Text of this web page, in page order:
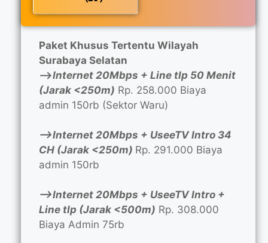
Paket Khusus Tertentu Wilayah
Surabaya Selatan
—>Internet 20Mbps + Line tlp 50 Menit
(Jarak <250m) Rp. 258.000 Biaya
admin 150rb (Sektor Waru)
—>Internet 20Mbps + UseeTV Intro 34
CH (Jarak <250m) Rp. 291.000 Biaya
admin 150rb
—>Internet 20Mbps + UseeTV Intro +
Line tlp (Jarak <500m) Rp. 308.000
Biaya Admin 75rb